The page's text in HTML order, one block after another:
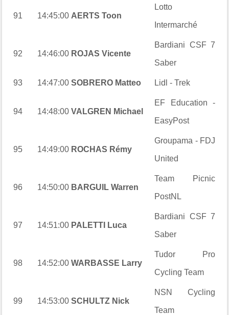
91 14:45:00 AERTS Toon
Lotto
Intermarché
92 14:46:00 ROJAS Vicente
Bardiani CSF 7
Saber
93 14:47:00 SOBRERO Matteo Lidl - Trek
94 14:48:00 VALGREN Michael
EF Education -
EasyPost
95 14:49:00 ROCHAS Rémy
Groupama - FDJ
United
96 14:50:00 BARGUIL Warren
Team Picnic
PostNL
97 14:51:00 PALETTI Luca
Bardiani CSF 7
Saber
98 14:52:00 WARBASSE Larry
Tudor Pro
Cycling Team
99 14:53:00 SCHULTZ Nick
NSN Cycling
Team